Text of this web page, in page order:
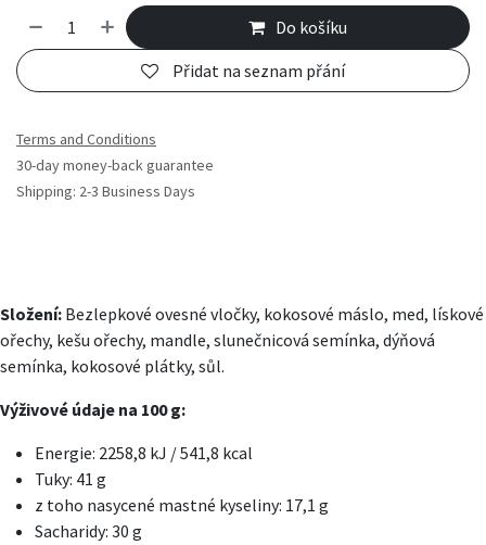
Do košíku
Přidat na seznam přání
Terms and Conditions
30-day money-back guarantee
Shipping: 2-3 Business Days
Složení: Bezlepkové ovesné vločky, kokosové máslo, med, lískové
ořechy, kešu ořechy, mandle, slunečnicová semínka, dýňová
semínka, kokosové plátky, sůl.
Výživové údaje na 100 g:
Energie: 2258,8 kJ / 541,8 kcal
Tuky: 41 g
z toho nasycené mastné kyseliny: 17,1 g
Sacharidy: 30 g